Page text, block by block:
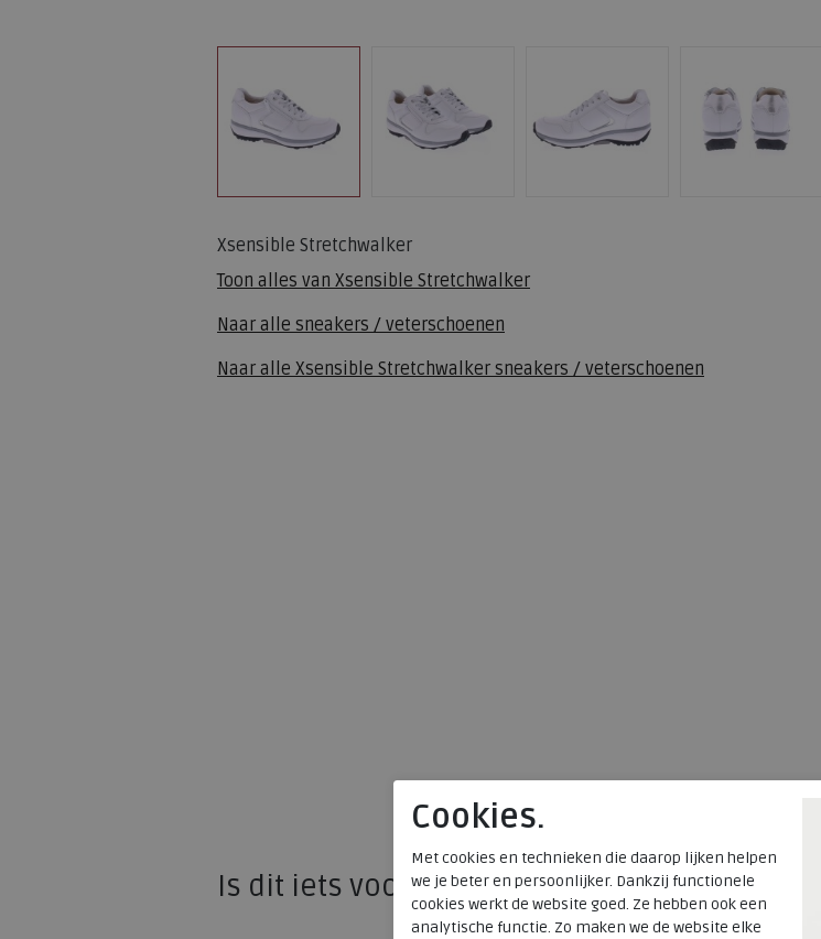
Xsensible Stretchwalker
Toon alles van Xsensible Stretchwalker
Naar alle sneakers / veterschoenen
Naar alle Xsensible Stretchwalker sneakers / veterschoenen
Is dit iets voor u?
Cookies.
Met cookies en technieken die daarop lijken helpen
we je beter en persoonlijker. Dankzij functionele
cookies werkt de website goed. Ze hebben ook een
analytische functie. Zo maken we de website elke